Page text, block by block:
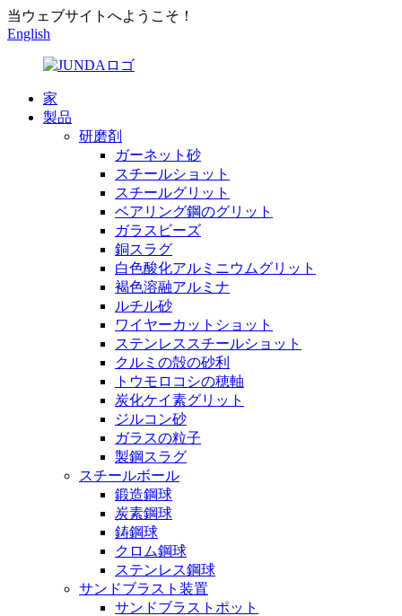
当ウェブサイトへようこそ！
English
家
製品
研磨剤
ガーネット砂
スチールショット
スチールグリット
ベアリング鋼のグリット
ガラスビーズ
銅スラグ
白色酸化アルミニウムグリット
褐色溶融アルミナ
ルチル砂
ワイヤーカットショット
ステンレススチールショット
クルミの殻の砂利
トウモロコシの穂軸
炭化ケイ素グリット
ジルコン砂
ガラスの粒子
製鋼スラグ
スチールボール
鍛造鋼球
炭素鋼球
鋳鋼球
クロム鋼球
ステンレス鋼球
サンドブラスト装置
サンドブラストポット